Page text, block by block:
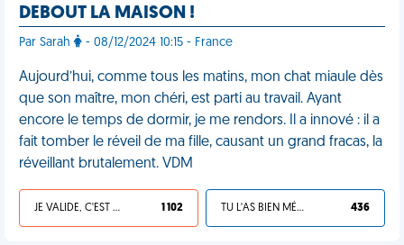
DEBOUT LA MAISON !
Par Sarah - 08/12/2024 10:15 - France
Aujourd’hui, comme tous les matins, mon chat miaule dès
que son maître, mon chéri, est parti au travail. Ayant
encore le temps de dormir, je me rendors. Il a innové : il a
fait tomber le réveil de ma fille, causant un grand fracas, la
réveillant brutalement. VDM
JE VALIDE, C'EST UNE VDM 1 102 TU L'AS BIEN MÉRITÉ 436